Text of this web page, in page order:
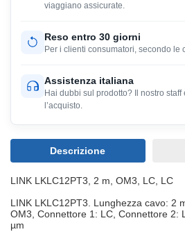
viaggiano assicurate.
Reso entro 30 giorni
Per i clienti consumatori, secondo le
Assistenza italiana
Hai dubbi sul prodotto? Il nostro
l’acquisto.
Descrizione
LINK LKLC12PT3, 2 m, OM3, LC, LC
LINK LKLC12PT3. Lunghezza cavo: 2
OM3, Connettore 1: LC, Connettore 2:
µm